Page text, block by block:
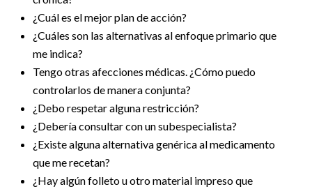
¿Cuál es el mejor plan de acción?
¿Cuáles son las alternativas al enfoque primario que
me indica?
Tengo otras afecciones médicas. ¿Cómo puedo
controlarlos de manera conjunta?
¿Debo respetar alguna restricción?
¿Debería consultar con un subespecialista?
¿Existe alguna alternativa genérica al medicamento
que me recetan?
¿Hay algún folleto u otro material impreso que